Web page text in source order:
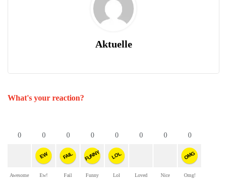
Aktuelle
What's your reaction?
0
Awesome
0
EW
Ew!
0
FAIL
Fail
0
FUNNY
Funny
0
LOL
Lol
0
Loved
0
Nice
0
OMG
Omg!